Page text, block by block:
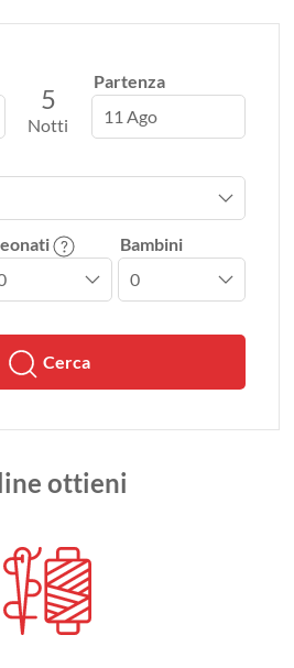
5
Notti
Partenza
11 Ago
Bambini
Cerca
ottieni